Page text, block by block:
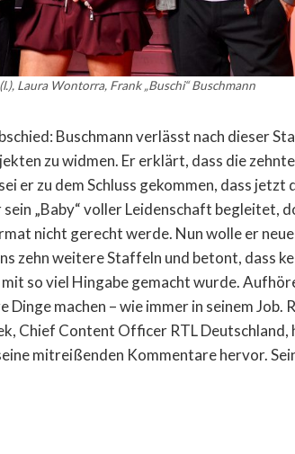
Laura Wontorra, Frank „Buschi“ Buschmann
Buschmann verlässt nach dieser
zu widmen. Er erklärt, dass die
er zu dem Schluss gekommen, dass jetzt
„Baby“ voller Leidenschaft begleitet,
nicht gerecht werde. Nun wolle er
zehn weitere Staffeln und betont, dass
so viel Hingabe gemacht wurde.
machen – wie immer in seinem Job.
Chief Content Officer RTL Deutschland,
mitreißenden Kommentare hervor.